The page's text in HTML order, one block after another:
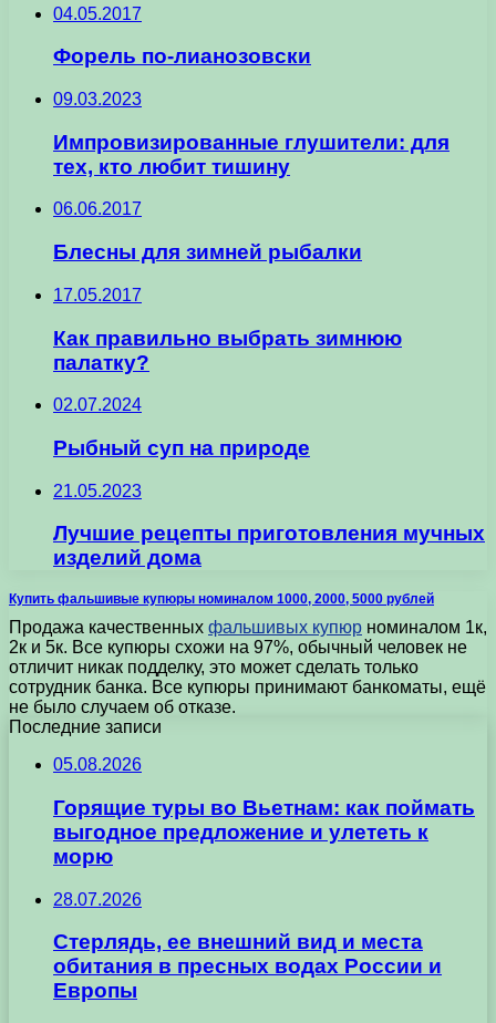
04.05.2017
Форель по-лианозовски
09.03.2023
Импpoвизиpoвaнныe глушитeли: для
тex, ктo любит тишину
06.06.2017
Блесны для зимней рыбалки
17.05.2017
Как правильно выбрать зимнюю
палатку?
02.07.2024
Рыбный суп на природе
21.05.2023
Лучшие рецепты приготовления мучных
изделий дома
Купить фальшивые купюры номиналом 1000, 2000, 5000 рублей​
Продажа качественных фальшивых купюр номиналом 1к,
2к и 5к. Все купюры схожи на 97%, обычный человек не
отличит никак подделку, это может сделать только
сотрудник банка. Все купюры принимают банкоматы, ещё
не было случаем об отказе.
Последние записи
05.08.2026
Горящие туры во Вьетнам: как поймать
выгодное предложение и улететь к
морю
28.07.2026
Стерлядь, ее внешний вид и места
обитания в пресных водах России и
Европы